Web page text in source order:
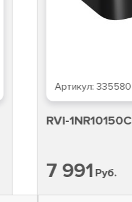
Артикул:335580
RVi-1NR10150C
7 991Руб.